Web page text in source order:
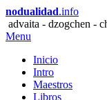
nodualidad.info
advaita - dzogchen -
Menu
Inicio
Intro
Maestros
Libros